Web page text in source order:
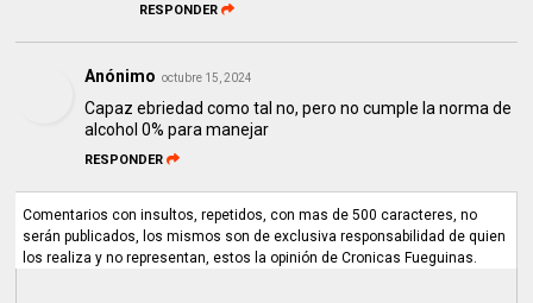
RESPONDER
Anónimo octubre 15, 2024
Capaz ebriedad como tal no, pero no cumple la norma de
alcohol 0% para manejar
RESPONDER
Comentarios con insultos, repetidos, con mas de 500 caracteres, no
serán publicados, los mismos son de exclusiva responsabilidad de quien
los realiza y no representan, estos la opinión de Cronicas Fueguinas.